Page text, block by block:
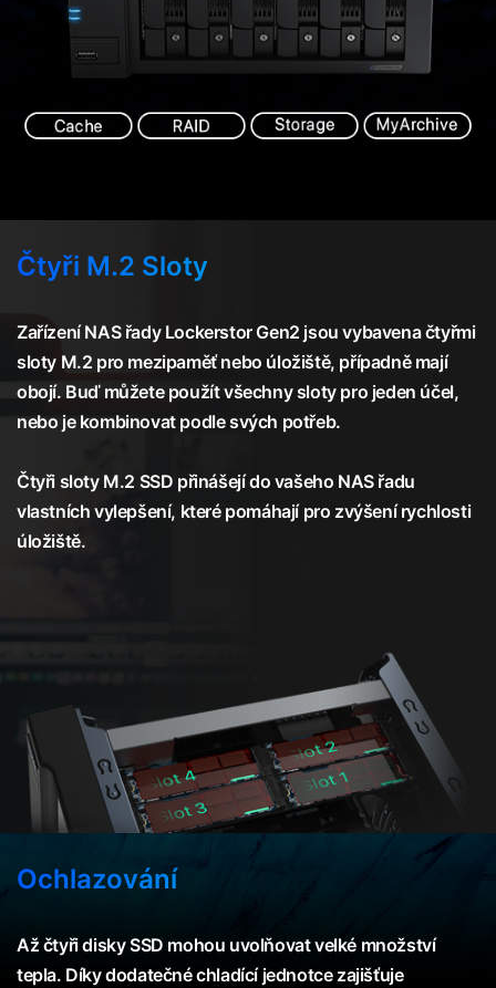
Čtyři M.2 Sloty
Zařízení NAS řady Lockerstor Gen2 jsou vybavena čtyřmi
sloty M.2 pro mezipaměť nebo úložiště, případně mají
obojí. Buď můžete použít všechny sloty pro jeden účel,
nebo je kombinovat podle svých potřeb.
Čtyři sloty M.2 SSD přinášejí do vašeho NAS řadu
vlastních vylepšení, které pomáhají pro zvýšení rychlosti
úložiště.
Ochlazování
Až čtyři disky SSD mohou uvolňovat velké množství
tepla. Díky dodatečné chladící jednotce zajišťuje